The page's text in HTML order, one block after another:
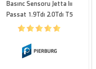
Basınc Sensoru Jetta Iıı
Passat 1.9Tdı 2.0Tdı T5
2.5Tdı Touareg 3.0 V6 05>